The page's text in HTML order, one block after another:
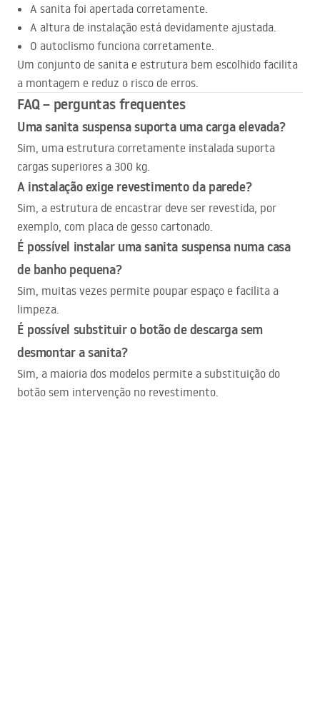
A sanita foi apertada corretamente.
A altura de instalação está devidamente ajustada.
O autoclismo funciona corretamente.
Um conjunto de sanita e estrutura bem escolhido facilita
a montagem e reduz o risco de erros.
FAQ– perguntas frequentes
Uma sanita suspensa suporta uma carga elevada?
Sim, uma estrutura corretamente instalada suporta
cargas superiores a 300 kg.
A instalação exige revestimento da parede?
Sim, a estrutura de encastrar deve ser revestida, por
exemplo, com placa de gesso cartonado.
É possível instalar uma sanita suspensa numa casa
de banho pequena?
Sim, muitas vezes permite poupar espaço e facilita a
limpeza.
É possível substituir o botão de descarga sem
desmontar a sanita?
Sim, a maioria dos modelos permite a substituição do
botão sem intervenção no revestimento.